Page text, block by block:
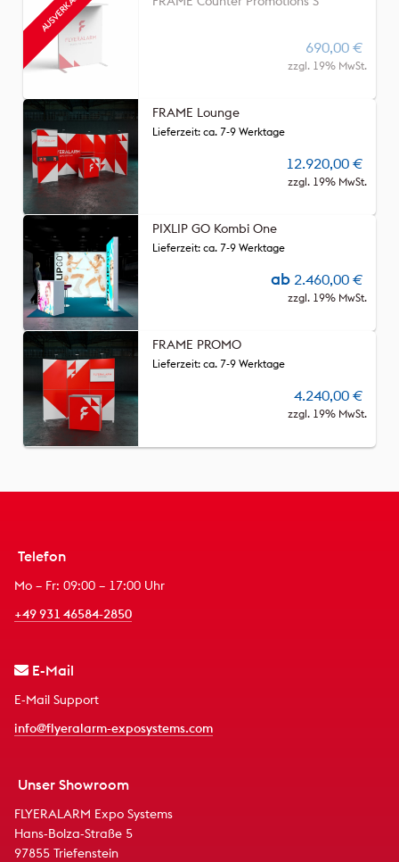
690,00 €
zzgl. 19% MwSt.
FRAME Lounge
12.920,00 €
zzgl. 19% MwSt.
Lieferzeit: ca. 7-9 Werktage
PIXLIP GO Kombi One
ab 2.460,00 €
zzgl. 19% MwSt.
Lieferzeit: ca. 7-9 Werktage
FRAME PROMO
Lieferzeit: ca. 7-9 Werktage
4.240,00 €
zzgl. 19% MwSt.
Telefon
Mo – Fr: 09:00 – 17:00 Uhr
+49 931 46584-2850
E-Mail
E-Mail Support
info@flyeralarm-exposystems.com
Unser Showroom
FLYERALARM Expo Systems
Hans-Bolza-Straße 5
97855 Triefenstein